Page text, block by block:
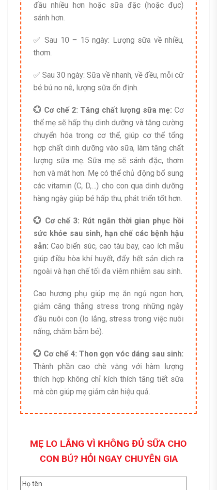
đầu nhiều hơn hoặc sữa đặc (hoặc đục)
sánh hơn.
✅ Sau 10 – 15 ngày: Lượng sữa về nhiều,
thơm.
✅ Sau 30 ngày: Sữa về nhanh, về đều, mỗi cữ
bé bú no nê, lượng sữa ổn định.
💮 Cơ chế 2: Tăng chất lượng sữa mẹ: Cơ
thể mẹ sẽ hấp thụ dinh dưỡng và tăng cường
chuyển hóa trong cơ thể, giúp cơ thể tổng
hợp chất dinh dưỡng vào sữa, làm tăng chất
lượng sữa mẹ. Sữa mẹ sẽ sánh đặc, thơm
hơn và mát hơn. Mẹ có thể chủ động bổ sung
các vitamin (C, D,…) cho con qua dinh dưỡng
hàng ngày giúp bé hấp thu, phát triển tốt hơn.
💮 Cơ chế 3: Rút ngắn thời gian phục hồi
sức khỏe sau sinh, hạn chế các bệnh hậu
sản: Cao biển súc, cao tàu bay, cao ích mẫu
giúp điều hòa khí huyết, đẩy hết sản dịch ra
ngoài và hạn chế tối đa viêm nhiễm sau sinh.
Cao hương phụ giúp mẹ ăn ngủ ngon hơn,
giảm căng thẳng stress trong những ngày
đầu nuôi con (lo lắng, stress trong việc nuôi
nấng, chăm bẵm bé).
💮 Cơ chế 4: Thon gọn vóc dáng sau sinh:
Thành phần cao chè vằng với hàm lượng
thích hợp không chỉ kích thích tăng tiết sữa
mà còn giúp mẹ giảm cân hiệu quả.
MẸ LO LẮNG VÌ KHÔNG ĐỦ SỮA CHO
CON BÚ? HỎI NGAY CHUYÊN GIA